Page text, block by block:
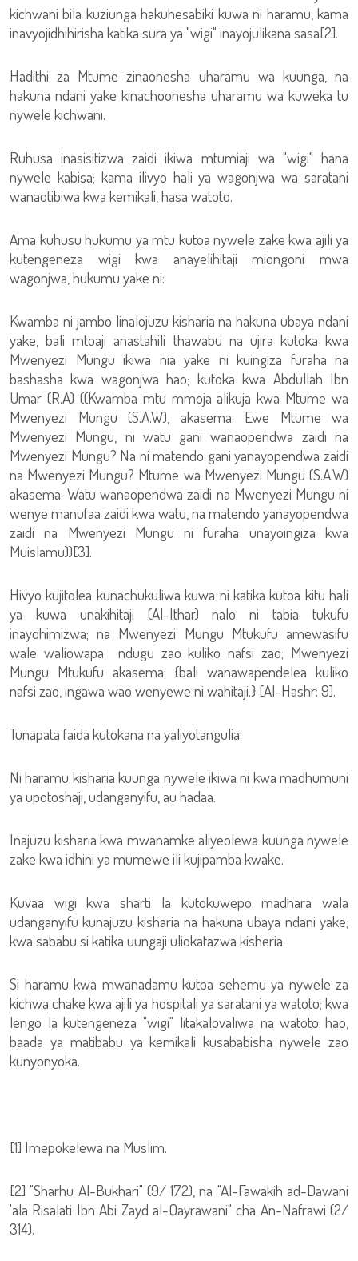
kichwani bila kuziunga hakuhesabiki kuwa ni haramu, kama
inavyojidhihirisha katika sura ya "wigi" inayojulikana sasa[2].
Hadithi za Mtume zinaonesha uharamu wa kuunga, na
hakuna ndani yake kinachoonesha uharamu wa kuweka tu
nywele kichwani.
Ruhusa inasisitizwa zaidi ikiwa mtumiaji wa "wigi" hana
nywele kabisa; kama ilivyo hali ya wagonjwa wa saratani
wanaotibiwa kwa kemikali, hasa watoto.
Ama kuhusu hukumu ya mtu kutoa nywele zake kwa ajili ya
kutengeneza wigi kwa anayelihitaji miongoni mwa
wagonjwa, hukumu yake ni:
Kwamba ni jambo linalojuzu kisharia na hakuna ubaya ndani
yake, bali mtoaji anastahili thawabu na ujira kutoka kwa
Mwenyezi Mungu ikiwa nia yake ni kuingiza furaha na
bashasha kwa wagonjwa hao; kutoka kwa Abdullah Ibn
Umar (R.A) ((Kwamba mtu mmoja alikuja kwa Mtume wa
Mwenyezi Mungu (S.A.W), akasema: Ewe Mtume wa
Mwenyezi Mungu, ni watu gani wanaopendwa zaidi na
Mwenyezi Mungu? Na ni matendo gani yanayopendwa zaidi
na Mwenyezi Mungu? Mtume wa Mwenyezi Mungu (S.A.W)
akasema: Watu wanaopendwa zaidi na Mwenyezi Mungu ni
wenye manufaa zaidi kwa watu, na matendo yanayopendwa
zaidi na Mwenyezi Mungu ni furaha unayoingiza kwa
Muislamu))[3].
Hivyo kujitolea kunachukuliwa kuwa ni katika kutoa kitu hali
ya kuwa unakihitaji (Al-Ithar) nalo ni tabia tukufu
inayohimizwa; na Mwenyezi Mungu Mtukufu amewasifu
wale waliowapa ndugu zao kuliko nafsi zao; Mwenyezi
Mungu Mtukufu akasema: {bali wanawapendelea kuliko
nafsi zao, ingawa wao wenyewe ni wahitaji.} [Al-Hashr: 9].
Tunapata faida kutokana na yaliyotangulia:
Ni haramu kisharia kuunga nywele ikiwa ni kwa madhumuni
ya upotoshaji, udanganyifu, au hadaa.
Inajuzu kisharia kwa mwanamke aliyeolewa kuunga nywele
zake kwa idhini ya mumewe ili kujipamba kwake.
Kuvaa wigi kwa sharti la kutokuwepo madhara wala
udanganyifu kunajuzu kisharia na hakuna ubaya ndani yake;
kwa sababu si katika uungaji uliokatazwa kisheria.
Si haramu kwa mwanadamu kutoa sehemu ya nywele za
kichwa chake kwa ajili ya hospitali ya saratani ya watoto; kwa
lengo la kutengeneza "wigi" litakalovaliwa na watoto hao,
baada ya matibabu ya kemikali kusababisha nywele zao
kunyonyoka.
[1] Imepokelewa na Muslim.
[2] "Sharhu Al-Bukhari" (9/ 172), na "Al-Fawakih ad-Dawani
'ala Risalati Ibn Abi Zayd al-Qayrawani" cha An-Nafrawi (2/
314).